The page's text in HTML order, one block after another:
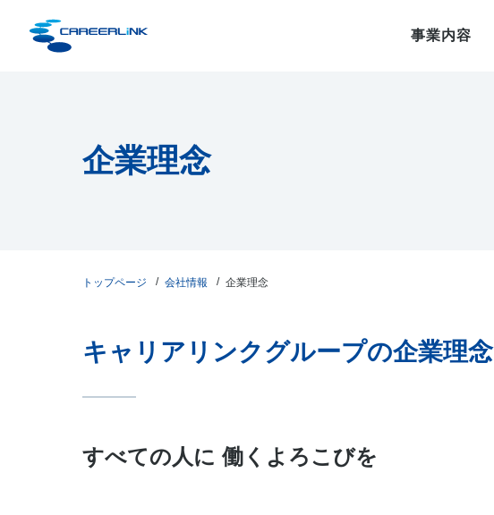
事業内容
企業理念
トップページ 会社情報 企業理念
キャリアリンクグループの企業理念
すべての人に 働くよろこびを